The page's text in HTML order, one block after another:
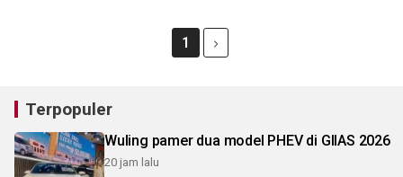
1
Terpopuler
Wuling pamer dua model PHEV di GIIAS 2026
20 jam lalu